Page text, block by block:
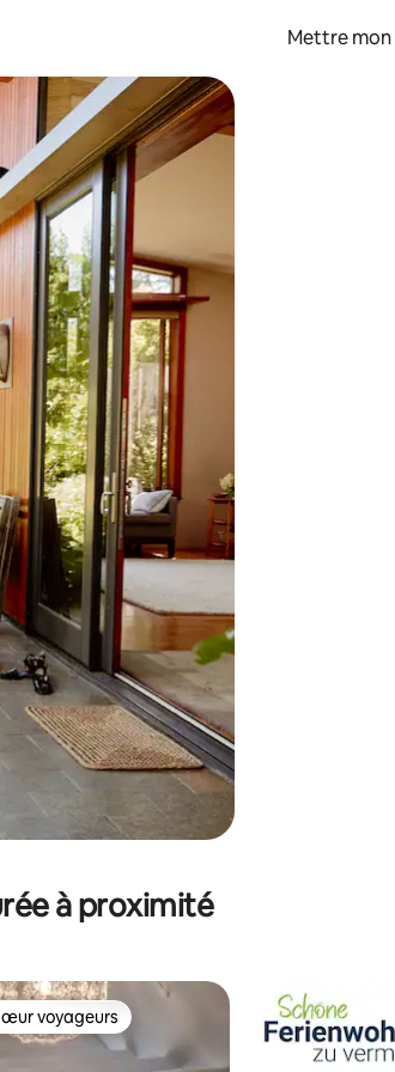
Mettre
et en faisant glisser.
à proximité
voyageurs les plus appréciés
voyageurs